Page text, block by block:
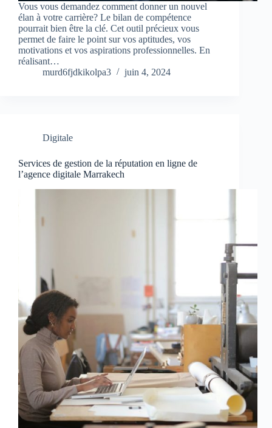
Vous vous demandez comment donner un nouvel
élan à votre carrière? Le bilan de compétence
pourrait bien être la clé. Cet outil précieux vous
permet de faire le point sur vos aptitudes, vos
motivations et vos aspirations professionnelles. En
réalisant…
murd6fjdkikolpa3
juin 4, 2024
Digitale
Services de gestion de la réputation en ligne de
l’agence digitale Marrakech